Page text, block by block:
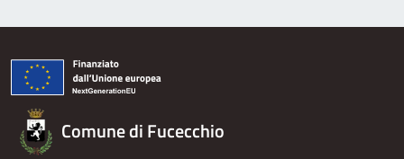
Comune di Fucecchio